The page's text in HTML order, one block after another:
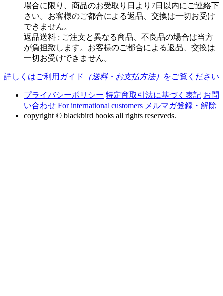
場合に限り、商品のお受取り日より7日以内にご連絡下
さい。お客様のご都合による返品、交換は一切お受け
できません。
返品送料 : ご注文と異なる商品、不良品の場合は当方
が負担致します。お客様のご都合による返品、交換は
一切お受けできません。
詳しくはご利用ガイド （送料・お支払方法） をご覧ください
プライバシーポリシー 特定商取引法に基づく表記 お問
い合わせ For international customers メルマガ登録・解除
copyright © blackbird books all rights reserveds.